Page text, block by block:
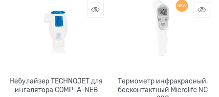
Небулайзер TECHNOJET для
ингалятора COMP-A-NEB
Термометр инфракрасный,
бесконтактный Microlife NC